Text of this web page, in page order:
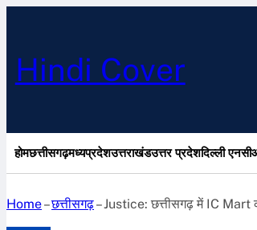
Hindi Cover
होमछत्तीसगढ़मध्यप्रदेशउत्तराखंडउत्तर प्रदेशदिल्ली
Home–छत्तीसगढ़–Justice: छत्तीसगढ़ में IC Mart